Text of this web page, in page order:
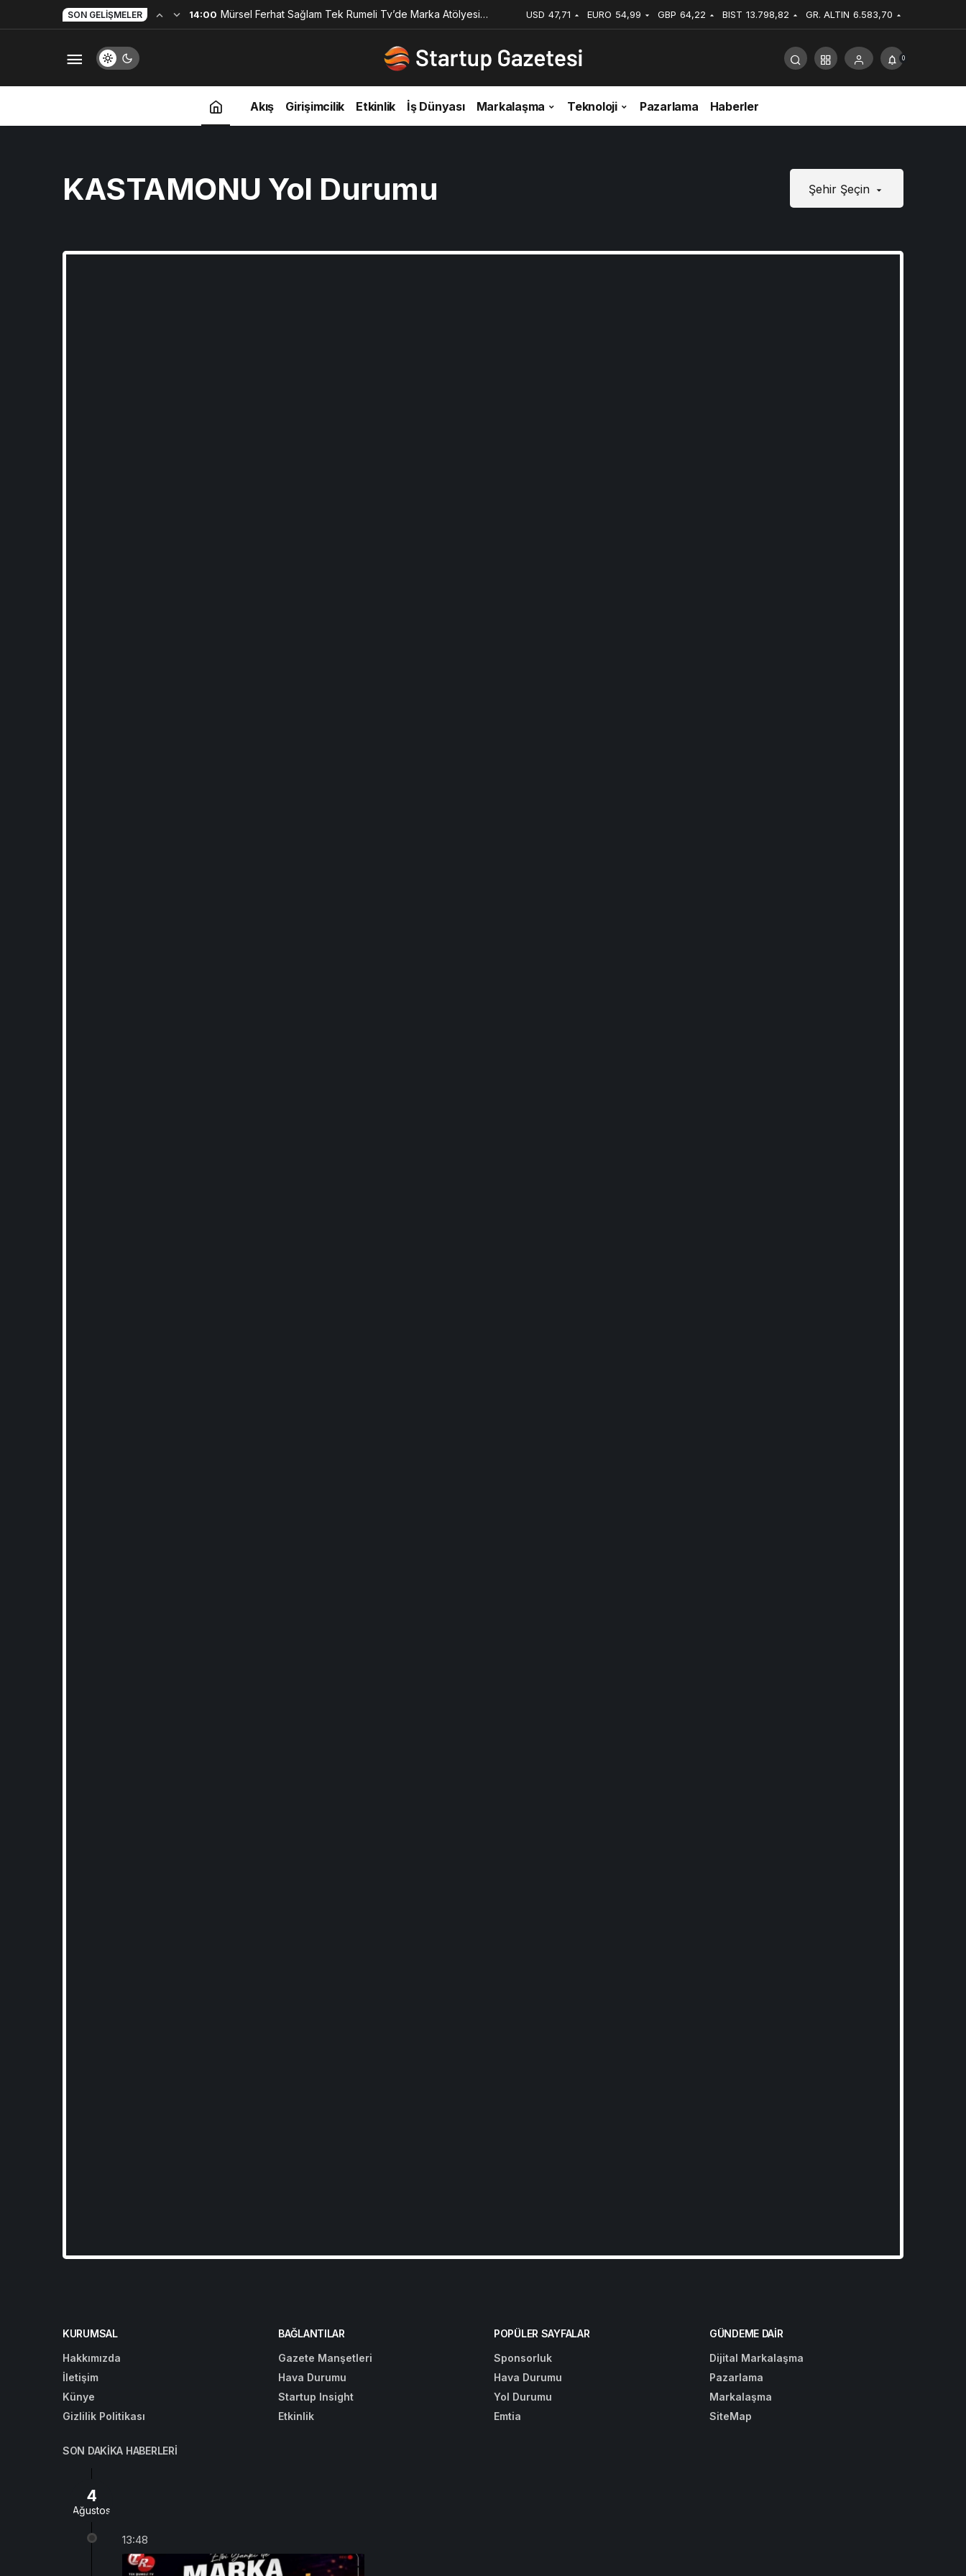
SON GELIŞMELER 14:00 Mürsel Ferhat Sağlam Tek Rumeli Tv’de Marka Atölyesi USD 47,71 EURO 54,99 GBP 64,22 BIST 13.798,82 GR. ALTIN 6.583,70
0
Akış Girişimcilik Etkinlik İş Dünyası Markalaşma Teknoloji Pazarlama Haberler
KASTAMONU Yol Durumu Şehir Şeçin
KURUMSAL
Hakkımızda
İletişim
Künye
Gizlilik Politikası
BAĞLANTILAR
Gazete Manşetleri
Hava Durumu
Startup Insight
Etkinlik
POPÜLER SAYFALAR
Sponsorluk
Hava Durumu
Yol Durumu
Emtia
GÜNDEME DAIR
Dijital Markalaşma
Pazarlama
Markalaşma
SiteMap
SON DAKIKA HABERLERI
4
Ağustos
13:48